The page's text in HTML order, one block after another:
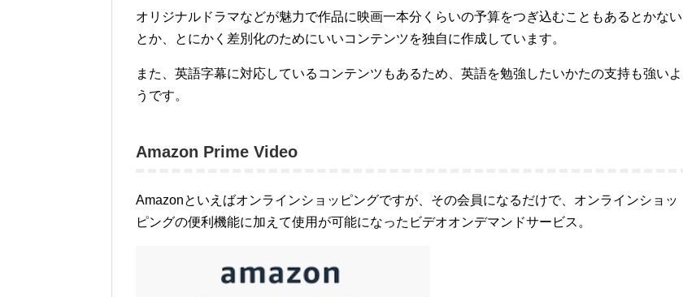
オリジナルドラマなどが魅力で作品に映画一本分くらいの予算をつぎ込むこともあるとかない
とか、とにかく差別化のためにいいコンテンツを独自に作成しています。
また、英語字幕に対応しているコンテンツもあるため、英語を勉強したいかたの支持も強いよ
うです。
Amazon Prime Video
Amazonといえばオンラインショッピングですが、その会員になるだけで、オンラインショッ
ピングの便利機能に加えて使用が可能になったビデオオンデマンドサービス。